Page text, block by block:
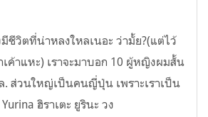
วิตที่น่าหลงใหลเนอะ ว่ามั้ย?(แต่ไว้
เค้าแหะ) เราจะมาบอก 10 ผู้หญิงผมสั้น
. ส่วนใหญ่เป็นคนญี่ปุ่น เพราะเราเป็น
ฮิราเตะ ยูรินะ วง